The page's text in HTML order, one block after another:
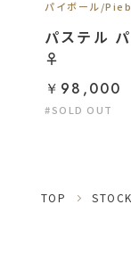
パイボール/
パステル
♀
￥98,000
#SOLD OUT
TOP STOCK